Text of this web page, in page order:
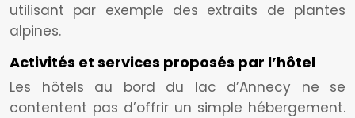
utilisant par exemple des extraits de plantes
alpines.
Activités et services proposés par l’hôtel
Les hôtels au bord du lac d’Annecy ne se
contentent pas d’offrir un simple hébergement.